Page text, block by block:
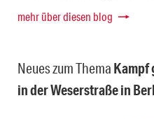
mehr über diesen blog
Neues zum Thema Kampf
in der Weserstraße in